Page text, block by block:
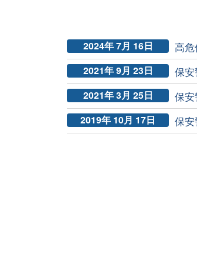
2024年 7月 16日 高
2021年 9月 23日 保
2021年 3月 25日 保
2019年 10月 17日 保